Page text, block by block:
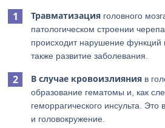
Травматизация головного
патологическом строении
происходит нарушение функций
также развитие заболевания.
В случае кровоизлияния в
образование гематомы и, как
геморрагического инсульта.
и головокружение.